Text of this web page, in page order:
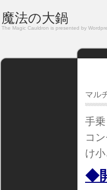
魔法の大鍋
The Magic Cauldron is presented by
マル
手
コ
け
◆